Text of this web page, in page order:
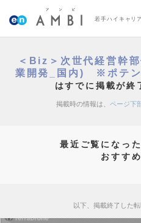
若手ハイキャリ
＜Biz＞次世代経営幹
業開発_国内) ※ポテン
はすでに掲載が終
掲載時の情報は、 ページ下
最近ご覧になっ
おすす
以下、掲載終了した